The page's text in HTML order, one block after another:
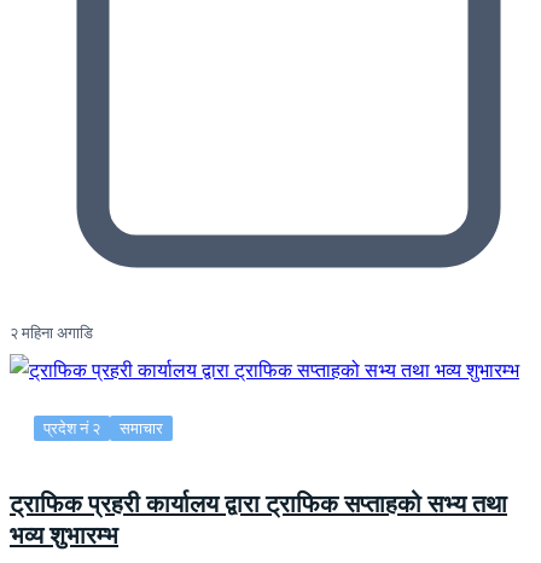
२ महिना अगाडि
प्रदेश नं २ समाचार
ट्राफिक प्रहरी कार्यालय द्वारा ट्राफिक सप्ताहको सभ्य तथा
भव्य शुभारम्भ